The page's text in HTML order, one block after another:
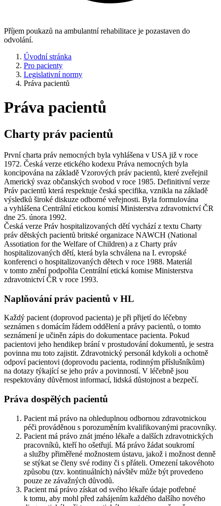
Příjem poukazů na ambulantní rehabilitace je pozastaven do
odvolání.
Úvodní stránka
Pro pacienty
Legislativní normy
Práva pacientů
Práva pacientů
Charty práv pacientů
První charta práv nemocných byla vyhlášena v USA již v roce
1972. Česká verze etického kodexu Práva nemocných byla
koncipována na základě Vzorových práv pacientů, které zveřejnil
Americký svaz občanských svobod v roce 1985. Definitivní verze
Práv pacientů která respektuje česká specifika, vznikla na základě
výsledků široké diskuze odborné veřejnosti. Byla formulována
a vyhlášena Centrální etickou komisí Ministerstva zdravotnictví ČR
dne 25. února 1992.
Česká verze Práv hospitalizovaných dětí vychází z textu Charty
práv dětských pacientů britské organizace NAWCH (National
Assotiation for the Welfare of Children) a z Charty práv
hospitalizovaných dětí, která byla schválena na I. evropské
konferenci o hospitalizovaných dětech v roce 1988. Materiál
v tomto znění podpořila Centrální etická komise Ministerstva
zdravotnictví ČR v roce 1993.
Naplňování práv pacientů v HL
Každý pacient (doprovod pacienta) je při přijetí do léčebny
seznámen s domácím řádem oddělení a právy pacientů, o tomto
seznámení je učiněn zápis do dokumentace pacienta. Pokud
pacientovi jeho hendikep brání v prostudování dokumentů, je sestra
povinna mu toto zajistit. Zdravotnický personál kdykoli a ochotně
odpoví pacientovi (doprovodu pacienta, rodinným příslušníkům)
na dotazy týkající se jeho práv a povinností. V léčebně jsou
respektovány důvěrnost informací, lidská důstojnost a bezpečí.
Práva dospělých pacientů
Pacient má právo na ohleduplnou odbornou zdravotnickou
péči prováděnou s porozuměním kvalifikovanými pracovníky.
Pacient má právo znát jméno lékaře a dalších zdravotnických
pracovníků, kteří ho ošetřují. Má právo žádat soukromí
a služby přiměřené možnostem ústavu, jakož i možnost denně
se stýkat se členy své rodiny či s přáteli. Omezení takovéhoto
způsobu (tzv. kontinuálních) návštěv může být provedeno
pouze ze závažných důvodů.
Pacient má právo získat od svého lékaře údaje potřebné
k tomu, aby mohl před zahájením každého dalšího nového